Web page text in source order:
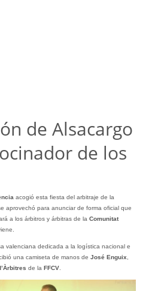
de Alsacargo
de los
acogió esta fiesta del arbitraje de la
aprovechó para anunciar de forma oficial que
a los árbitros y árbitras de la Comunitat
valenciana dedicada a la logística nacional e
una camiseta de manos de José Enguix
de la FFCV.